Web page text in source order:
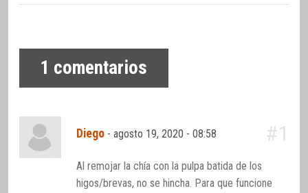
1 comentarios
Diego -agosto 19, 2020 - 08:58 #1
Al remojar la chía con la pulpa batida de los
higos/brevas, no se hincha. Para que funcione